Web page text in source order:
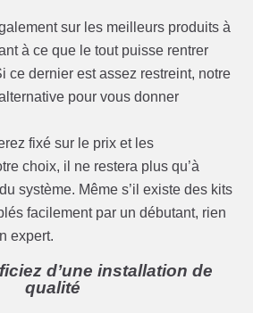
sur les meilleurs produits à
à ce que le tout puisse rentrer
ce dernier est assez restreint, notre
pour vous donner
fixé sur le prix et les
choix, il ne restera plus qu’à
système. Même s’il existe des kits
facilement par un débutant, rien
expert.
d’une installation de
qualité